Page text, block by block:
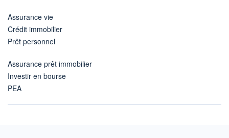
Assurance vie
Crédit immobilier
Prêt personnel
Assurance prêt immobilier
Investir en bourse
PEA